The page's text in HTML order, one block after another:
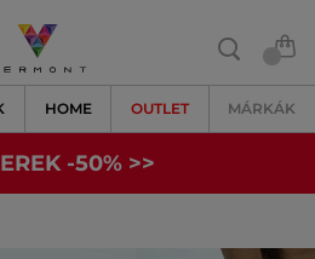
HOME OUTLET MÁRKÁK
-50% >>